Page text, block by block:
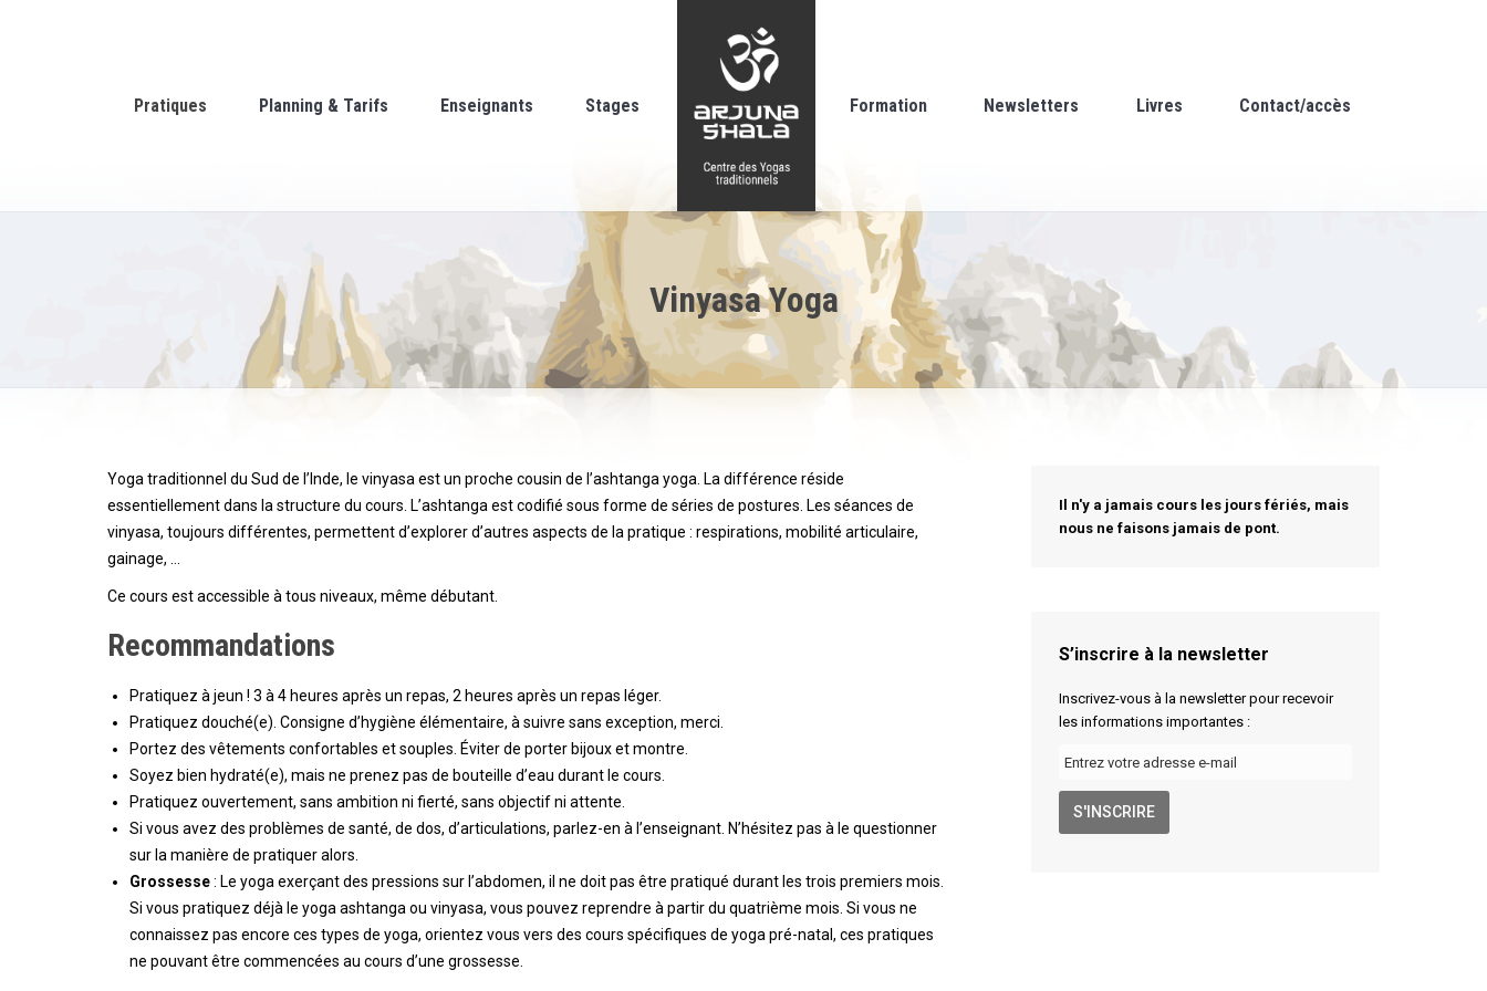
Pratiques Planning & Tarifs Enseignants Stages Formation Newsletters Livres Contact/accès
Vinyasa Yoga
Yoga traditionnel du Sud de l’Inde, le vinyasa est un proche cousin de l’ashtanga yoga. La différence réside
essentiellement dans la structure du cours. L’ashtanga est codifié sous forme de séries de postures. Les séances de
vinyasa, toujours différentes, permettent d’explorer d’autres aspects de la pratique : respirations, mobilité articulaire,
gainage, …
Ce cours est accessible à tous niveaux, même débutant.
Recommandations
Pratiquez à jeun ! 3 à 4 heures après un repas, 2 heures après un repas léger.
Pratiquez douché(e). Consigne d’hygiène élémentaire, à suivre sans exception, merci.
Portez des vêtements confortables et souples. Éviter de porter bijoux et montre.
Soyez bien hydraté(e), mais ne prenez pas de bouteille d’eau durant le cours.
Pratiquez ouvertement, sans ambition ni fierté, sans objectif ni attente.
Si vous avez des problèmes de santé, de dos, d’articulations, parlez-en à l’enseignant. N’hésitez pas à le questionner
sur la manière de pratiquer alors.
Grossesse: Le yoga exerçant des pressions sur l’abdomen, il ne doit pas être pratiqué durant les trois premiers mois.
Si vous pratiquez déjà le yoga ashtanga ou vinyasa, vous pouvez reprendre à partir du quatrième mois. Si vous ne
connaissez pas encore ces types de yoga, orientez vous vers des cours spécifiques de yoga pré-natal, ces pratiques
ne pouvant être commencées au cours d’une grossesse.
Il n'y a jamais cours les jours fériés, mais
nous ne faisons jamais de pont.
S’inscrire à la newsletter
Inscrivez-vous à la newsletter pour recevoir
les informations importantes :